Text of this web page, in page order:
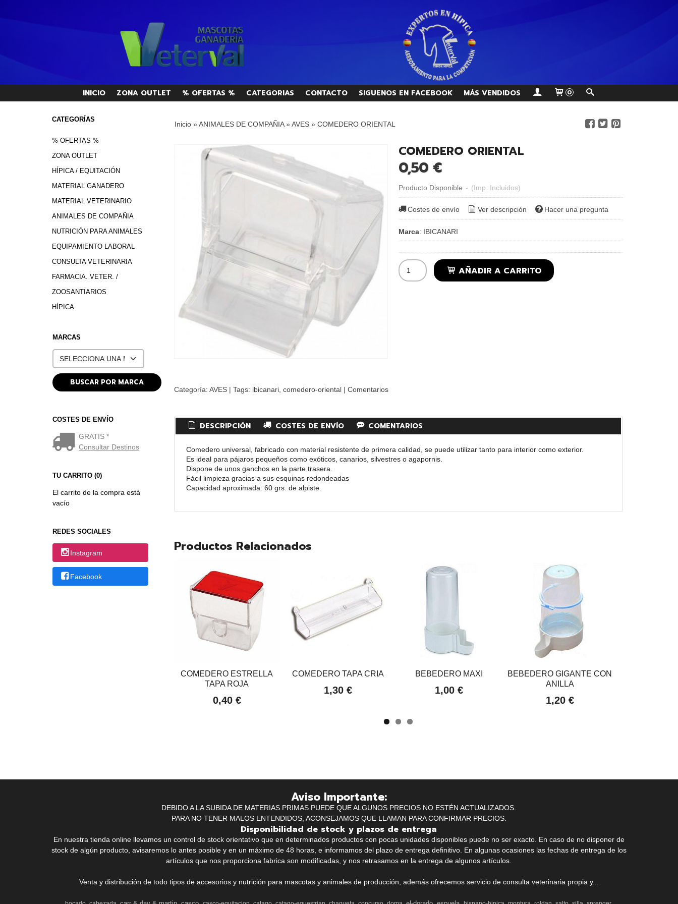
INICIO ZONA OUTLET % OFERTAS % CATEGORIAS CONTACTO SIGUENOS EN FACEBOOK MÁS VENDIDOS 0
CATEGORÍAS
% OFERTAS %
ZONA OUTLET
HÍPICA / EQUITACIÓN
MATERIAL GANADERO
MATERIAL VETERINARIO
ANIMALES DE COMPAÑIA
NUTRICIÓN PARA ANIMALES
EQUIPAMIENTO LABORAL
CONSULTA VETERINARIA
FARMACIA. VETER. /
ZOOSANTIARIOS
HÍPICA
MARCAS
COSTES DE ENVÍO
GRATIS *
Consultar Destinos
TU CARRITO (0)
El carrito de la compra está
vacío
REDES SOCIALES
Instagram
Facebook
Inicio»ANIMALES DE COMPAÑIA»AVES» COMEDERO ORIENTAL
COMEDERO ORIENTAL
0,50 €
Producto Disponible - (Imp. Incluidos)
Costes de envío Ver descripción Hacer una pregunta
Marca: IBICANARI
AÑADIR A CARRITO
Categoría: AVES| Tags: ibicanari comedero-oriental | Comentarios
DESCRIPCIÓN COSTES DE ENVÍO COMENTARIOS
Comedero universal, fabricado con material resistente de primera calidad, se puede utilizar tanto para interior como exterior.
Es ideal para pájaros pequeños como exóticos, canarios, silvestres o agapornis.
Dispone de unos ganchos en la parte trasera.
Fácil limpieza gracias a sus esquinas redondeadas
Capacidad aproximada: 60 grs. de alpiste.
Productos Relacionados
COMEDERO ESTRELLA
TAPA ROJA
0,40 €
COMEDERO TAPA CRIA
1,30 €
BEBEDERO MAXI
1,00 €
BEBEDERO GIGANTE CON
ANILLA
1,20 €
Aviso Importante:
DEBIDO A LA SUBIDA DE MATERIAS PRIMAS PUEDE QUE ALGUNOS PRECIOS NO ESTÉN ACTUALIZADOS.
PARA NO TENER MALOS ENTENDIDOS, ACONSEJAMOS QUE LLAMAN PARA CONFIRMAR PRECIOS.
Disponibilidad de stock y plazos de entrega
En nuestra tienda online llevamos un control de stock orientativo que en determinados productos con pocas unidades disponibles puede no ser exacto. En caso de no disponer de
stock de algún producto, avisaremos lo antes posible y en un máximo de 48 horas, e informamos del plazo de entrega definitivo. En algunas ocasiones las fechas de entrega de los
artículos que nos proporciona fabrica son modificadas, y nos retrasamos en la entrega de algunos artículos.
Venta y distribución de todo tipos de accesorios y nutrición para mascotas y animales de producción, además ofrecemos servicio de consulta veterinaria propia y...